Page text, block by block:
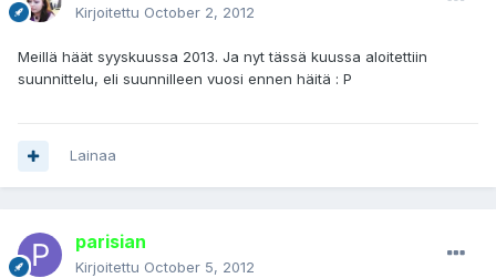
Kirjoitettu October 2, 2012
Meillä häät syyskuussa 2013. Ja nyt tässä kuussa aloitettiin
suunnittelu, eli suunnilleen vuosi ennen häitä : P
Lainaa
parisian
Kirjoitettu October 5, 2012